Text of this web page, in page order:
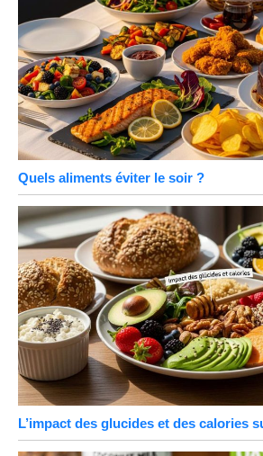
Quels aliments éviter le soir ?
L’impact des glucides et des calories